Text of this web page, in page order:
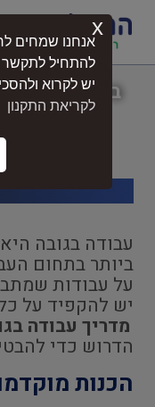
בטיחות
עבודה בגובה
ביותר בתחום
על עבודות
יש להקפיד על
מדריך עבודה
הדרוש כדי
הכנות
אנחנו שמחים
להתחיל לתקשר
יש לקרוא
לקריאת התקנון
x